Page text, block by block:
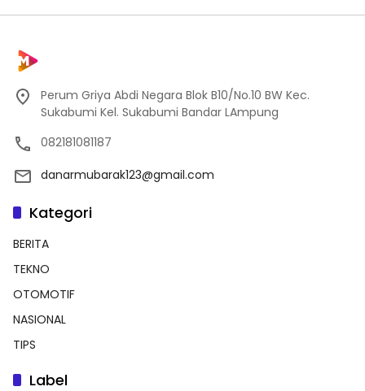
Perum Griya Abdi Negara Blok B10/No.10 BW Kec.
Sukabumi Kel. Sukabumi Bandar LAmpung
082181081187
danarmubarak123@gmail.com
Kategori
BERITA
TEKNO
OTOMOTIF
NASIONAL
TIPS
Label